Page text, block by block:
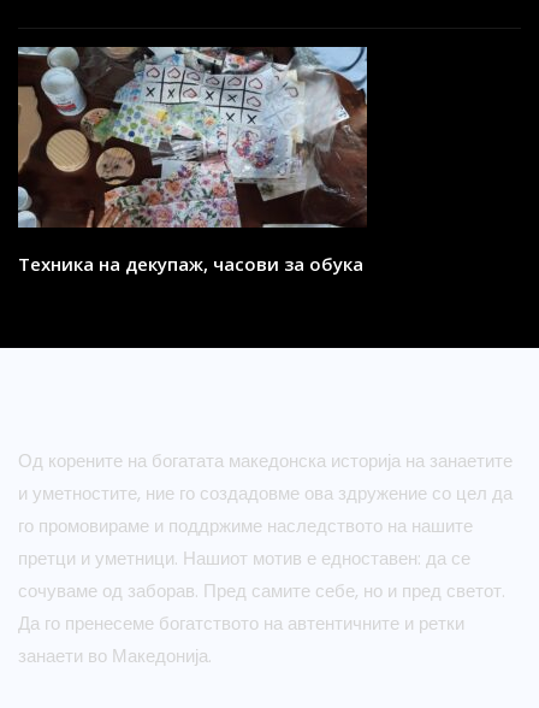
Техника на декупаж, часови за обука
Од корените на богатата македонска историја на занаетите
и уметностите, ние го создадовме ова здружение со цел да
го промовираме и поддржиме наследството на нашите
претци и уметници. Нашиот мотив е едноставен: да се
сочуваме од заборав. Пред самите себе, но и пред светот.
Да го пренесеме богатството на автентичните и ретки
занаети во Македонија.